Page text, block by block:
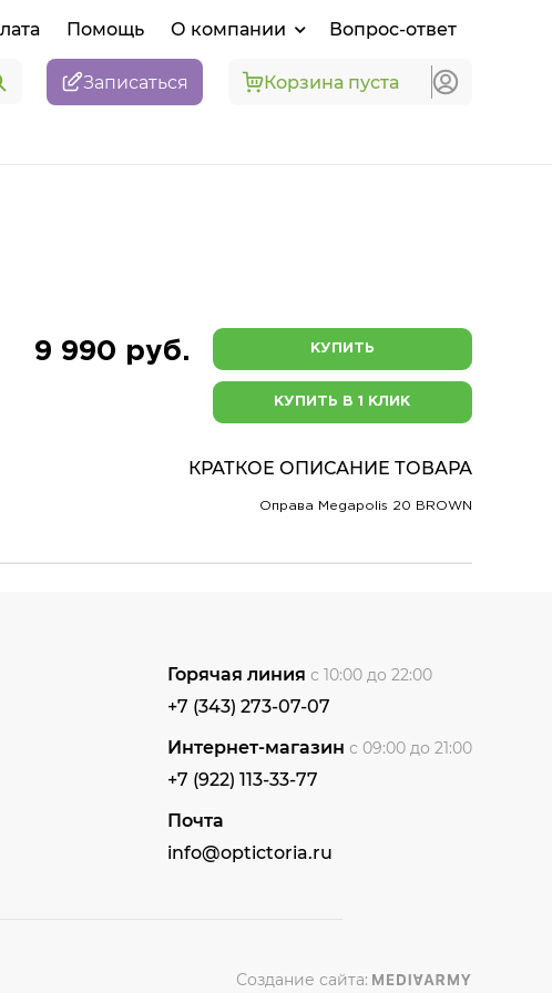
Помощь О компании Вопрос-ответ
Записаться Корзина пуста
9 990 руб. КУПИТЬ
КУПИТЬ В 1 КЛИК
КРАТКОЕ ОПИСАНИЕ ТОВАРА
Оправа Megapolis 20 BROWN
Горячая линия с 10:00 до 22:00
+7 (343) 273-07-07
Интернет-магазин с 09:00 до 21:00
+7 (922) 113-33-77
Почта
info@optictoria.ru
Создание сайта: